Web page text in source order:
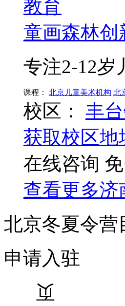
童画森林创
专注2-12岁
课程： 北京儿童美术机构 北
校区：
丰
获取校区地
在线咨询
查看更多济
北京冬夏令营
申请入驻